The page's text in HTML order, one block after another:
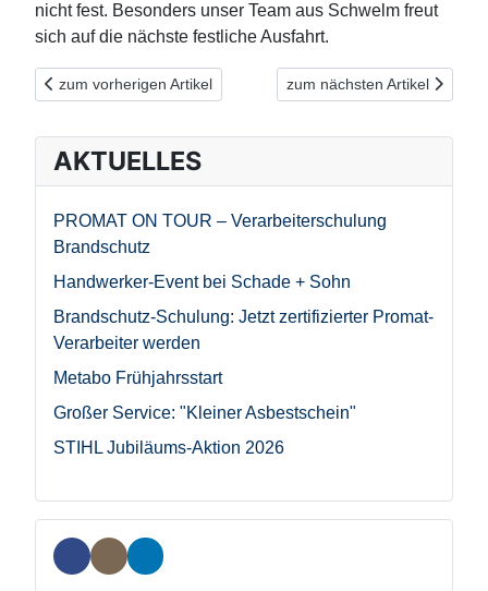
nicht fest. Besonders unser Team aus Schwelm freut
sich auf die nächste festliche Ausfahrt.
Vorheriger Beitrag: Verpflichtet auch den tierischen Bewohnern
zum vorherigen Artikel Nächster Beitrag:
zum nächsten Artikel
AKTUELLES
PROMAT ON TOUR – Verarbeiterschulung
Brandschutz
Handwerker-Event bei Schade + Sohn
Brandschutz-Schulung: Jetzt zertifizierter Promat-
Verarbeiter werden
Metabo Frühjahrsstart
Großer Service: "Kleiner Asbestschein"
STIHL Jubiläums-Aktion 2026